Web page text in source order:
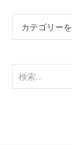
カテゴリー